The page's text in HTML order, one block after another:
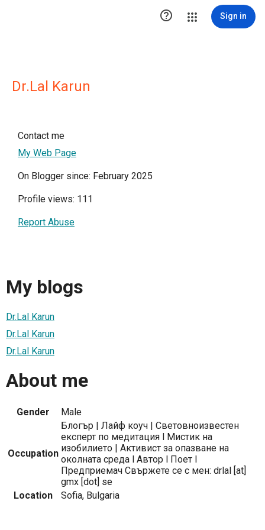
 Sign in
Dr.Lal Karun
Contact me
My Web Page
On Blogger since: February 2025
Profile views: 111
Report Abuse
My blogs
Dr.Lal Karun
Dr.Lal Karun
Dr.Lal Karun
About me
Gender Male
Occupation
Блогър | Лайф коуч | Световноизвестен
експерт по медитация l Мистик на
изобилието | Активист за опазване на
околната среда l Автор l Поет l
Предприемач Свържете се с мен: drlal [at]
gmx [dot] se
Location
Sofia, Bulgaria